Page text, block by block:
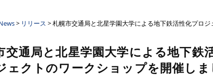
ンクロス
> リリース > 札幌市交通局と北星学園大学による地下鉄活性化プロ
交通局と北星学園大学による地下鉄
ェクトのワークショップを開催しま